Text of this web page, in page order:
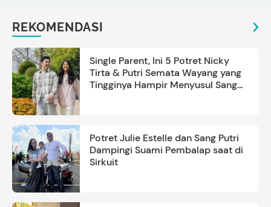
REKOMENDASI
Single Parent, Ini 5 Potret Nicky
Tirta & Putri Semata Wayang yang
Tingginya Hampir Menyusul Sang
Potret Julie Estelle dan Sang Putri
Dampingi Suami Pembalap saat di
Sirkuit